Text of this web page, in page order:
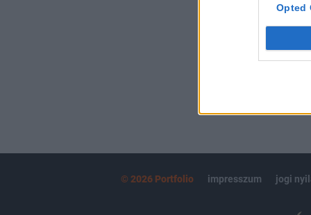
Opted
MÁR
© 2026 Portfolio impresszum jogi